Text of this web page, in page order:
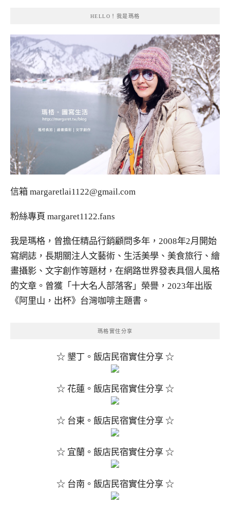
HELLO！我是瑪格
信箱 margaretlai1122@gmail.com
粉絲專頁 margaret1122.fans
我是瑪格，曾擔任精品行銷顧問多年，2008年2月開始
寫網誌，長期關注人文藝術、生活美學、美食旅行、繪
畫攝影、文字創作等題材，在網路世界發表具個人風格
的文章。曾獲「十大名人部落客」榮譽，2023年出版
《阿里山，出杯》台灣咖啡主題書。
瑪格實住分享
☆ 墾丁。飯店民宿實住分享 ☆
☆ 花蓮。飯店民宿實住分享 ☆
☆ 台東。飯店民宿實住分享 ☆
☆ 宜蘭。飯店民宿實住分享 ☆
☆ 台南。飯店民宿實住分享 ☆